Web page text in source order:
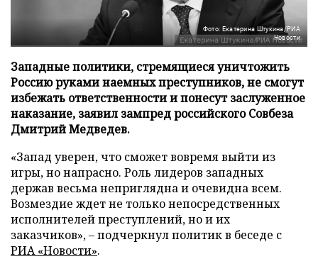
Фото: Екатерина Штукина/РИА
Новости
Западные политики, стремящиеся уничтожить
Россию руками наемных преступников, не смогут
избежать ответственности и понесут заслуженное
наказание, заявил зампред российского Совбеза
Дмитрий Медведев.
«Запад уверен, что сможет вовремя выйти из
игры, но напрасно. Роль лидеров западных
держав весьма неприглядна и очевидна всем.
Возмездие ждет не только непосредственных
исполнителей преступлений, но и их
заказчиков», – подчеркнул политик в беседе с
РИА «Новости».